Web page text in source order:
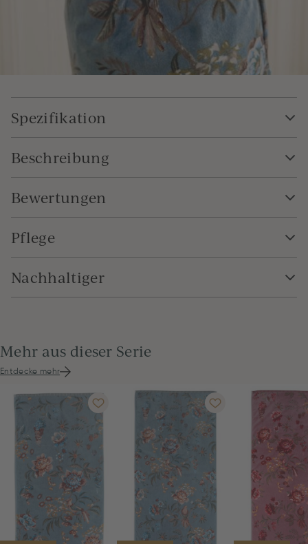
Spezifikation
Beschreibung
Bewertungen
Pflege
Nachhaltiger
Mehr aus dieser Serie
Entdecke mehr